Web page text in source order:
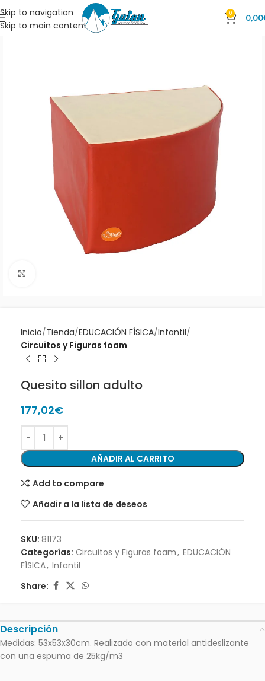
Skip to navigation
Skip to main content
0 0,00
Inicio Tienda EDUCACIÓN FÍSICA Infantil
Circuitos y Figuras foam
Quesito sillon adulto
177,02€
AÑADIR AL CARRITO
Add to compare
Añadir a la lista de deseos
SKU: 81173
Categorías: Circuitos y Figuras foam, EDUCACIÓN
FÍSICA, Infantil
Share:
Descripción
Medidas: 53x53x30cm. Realizado con material antideslizante
con una espuma de 25kg/m3